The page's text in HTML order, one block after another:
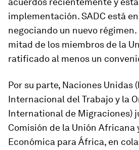
implementación. SADC está
negociando un nuevo
mitad de los miembros de la
ratificado al menos un
Por su parte, Naciones Unidas
Internacional del Trabajo y la
International de Migraciones)
Comisión de la Unión Africana
Económica para África, en